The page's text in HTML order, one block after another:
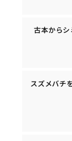
古本から
スズメバチ